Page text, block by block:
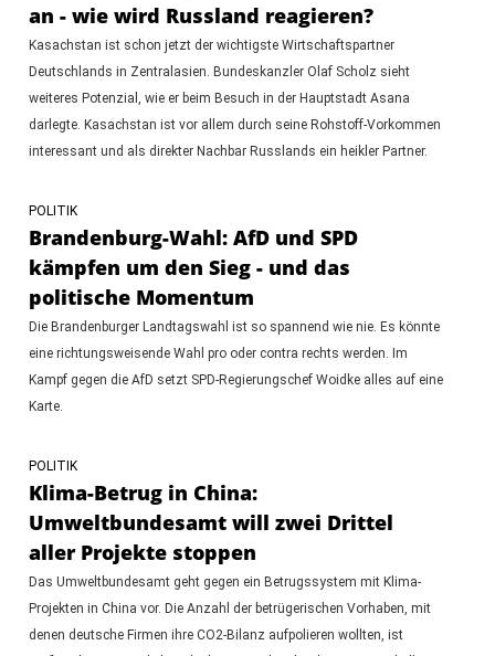
an - wie wird Russland reagieren?
Kasachstan ist schon jetzt der wichtigste Wirtschaftspartner
Deutschlands in Zentralasien. Bundeskanzler Olaf Scholz sieht
weiteres Potenzial, wie er beim Besuch in der Hauptstadt Asana
darlegte. Kasachstan ist vor allem durch seine Rohstoff-Vorkommen
interessant und als direkter Nachbar Russlands ein heikler Partner.
POLITIK
Brandenburg-Wahl: AfD und SPD
kämpfen um den Sieg - und das
politische Momentum
Die Brandenburger Landtagswahl ist so spannend wie nie. Es könnte
eine richtungsweisende Wahl pro oder contra rechts werden. Im
Kampf gegen die AfD setzt SPD-Regierungschef Woidke alles auf eine
Karte.
POLITIK
Klima-Betrug in China:
Umweltbundesamt will zwei Drittel
aller Projekte stoppen
Das Umweltbundesamt geht gegen ein Betrugssystem mit Klima-
Projekten in China vor. Die Anzahl der betrügerischen Vorhaben, mit
denen deutsche Firmen ihre CO2-Bilanz aufpolieren wollten, ist